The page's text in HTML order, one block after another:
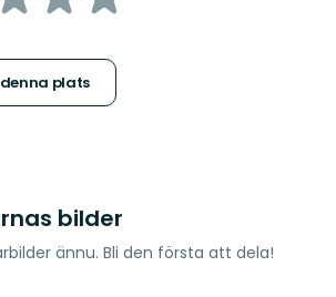
plats
bilder
ännu. Bli den första att dela!